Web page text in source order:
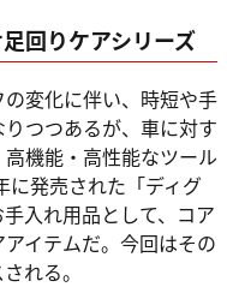
回りケアシリーズ
変化に伴い、時短や手
つつあるが、車に対す
機能・高性能なツール
に発売された「ディグ
入れ用品として、コア
イテムだ。今回はその
れる。